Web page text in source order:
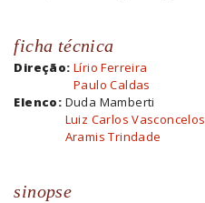
ficha técnica
Direção: Lírio Ferreira
Paulo Caldas
Elenco: Duda Mamberti
Luiz Carlos Vasconcelos
Aramis Trindade
sinopse